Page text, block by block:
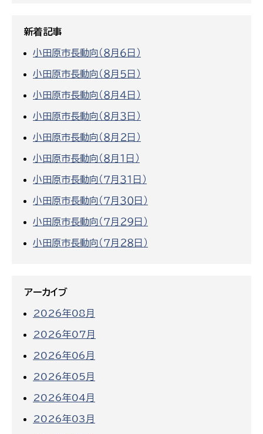
新着記事
小田原市長動向（８月６日）
小田原市長動向（８月５日）
小田原市長動向（８月４日）
小田原市長動向（８月３日）
小田原市長動向（８月２日）
小田原市長動向（８月１日）
小田原市長動向（７月３１日）
小田原市長動向（７月３０日）
小田原市長動向（７月２９日）
小田原市長動向（７月２８日）
アーカイブ
2026年08月
2026年07月
2026年06月
2026年05月
2026年04月
2026年03月